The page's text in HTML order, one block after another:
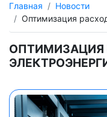
Главная
Новости
Оптимизация
ОПТИМИЗАЦИЯ